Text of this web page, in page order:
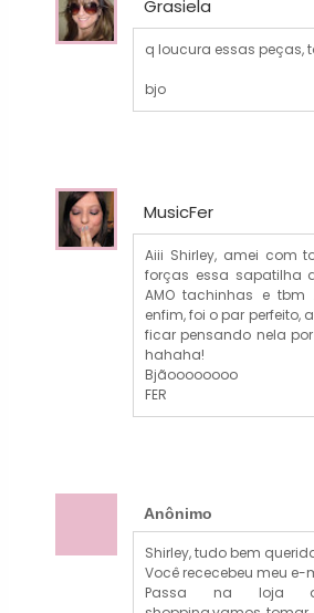
Grasiela
q loucura essas peças,
bjo
MusicFer
Aiii Shirley, amei com
forças essa sapatilha
AMO tachinhas e tbm
enfim, foi o par perfeito,
ficar pensando nela
hahaha!
Bjãoooooooo
FER
Anônimo
Shirley, tudo bem
Você rececebeu meu e-
Passa na loja